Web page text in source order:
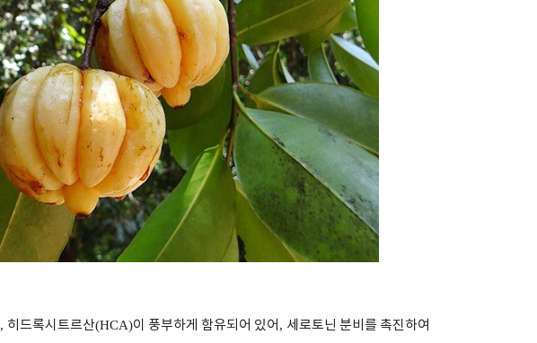
, 히드록시트르산(HCA)이 풍부하게 함유되어 있어 , 세로토닌 분비를 촉진하여